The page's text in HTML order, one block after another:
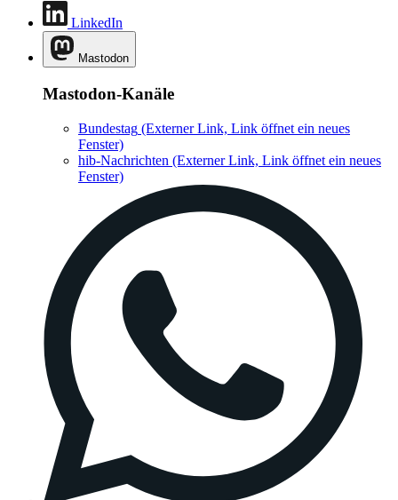
LinkedIn
Mastodon
Mastodon-Kanäle
Bundestag (Externer Link, Link öffnet ein neues
Fenster)
hib-Nachrichten (Externer Link, Link öffnet ein neues
Fenster)